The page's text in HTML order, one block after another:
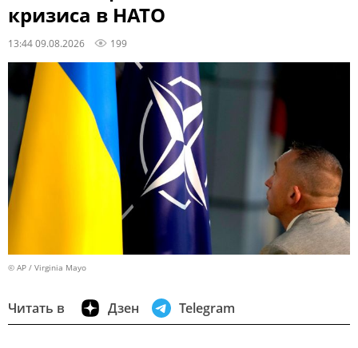
кризиса в НАТО
13:44 09.08.2026 199
© AP / Virginia Mayo
Читать в Дзен Telegram